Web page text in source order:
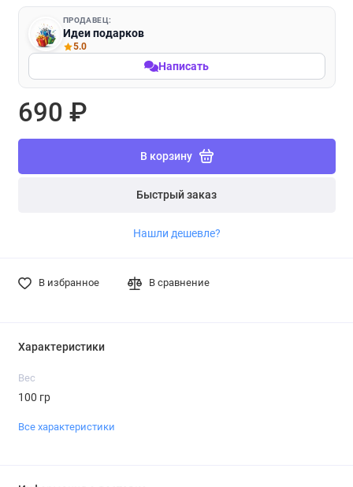
ПРОДАВЕЦ:
Идеи подарков
5.0
Написать
690 ₽
В корзину
Быстрый заказ
Нашли дешевле?
В избранное В сравнение
Характеристики
Вес
100 гр
Все характеристики